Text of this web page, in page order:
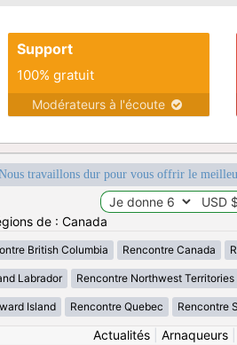
Support
100% gratuit
Modérateurs à l'écoute
travaillons dur pour vous offrir le
de : Canada
British Columbia Rencontre Canada
Labrador Rencontre Northwest Territories
Island Rencontre Quebec Rencontre
Actualités| Arnaqueurs|